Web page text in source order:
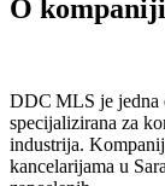
O kompaniji
DDC MLS je jedna
specijalizirana za
industrija.
kancelarijama u